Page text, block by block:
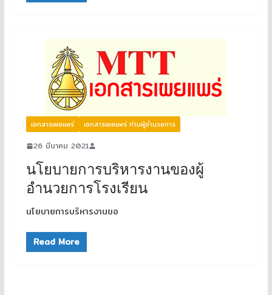
เอกสารเผยแพร่ เอกสารเผยแพร่ ท่านผู้อำนวยการ
26 มีนาคม 2021
นโยบายการบริหารงานของผู้
อำนวยการโรงเรียน
นโยบายการบริหารงานขอ
Read More